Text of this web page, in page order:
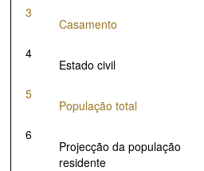
3
Casamento
4
Estado civil
5
População total
6
Projecção da população
residente